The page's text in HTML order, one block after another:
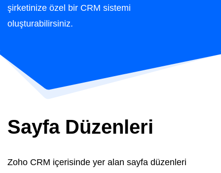
şirketinize özel bir CRM sistemi
oluşturabilirsiniz.
Sayfa Düzenleri
Zoho CRM içerisinde yer alan sayfa düzenleri